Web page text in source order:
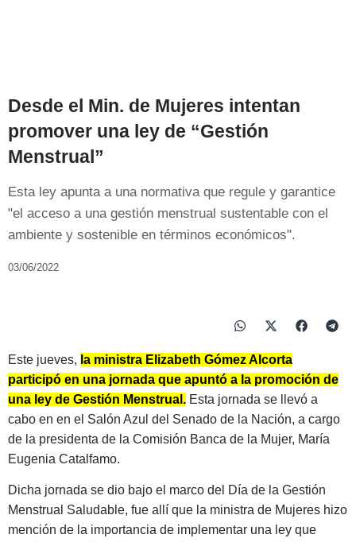
Desde el Min. de Mujeres intentan
promover una ley de “Gestión
Menstrual”
Esta ley apunta a una normativa que regule y garantice
"el acceso a una gestión menstrual sustentable con el
ambiente y sostenible en términos económicos".
03/06/2022
Este jueves, la ministra Elizabeth Gómez Alcorta
participó en una jornada que apuntó a la promoción de
una ley de Gestión Menstrual. Esta jornada se llevó a
cabo en en el Salón Azul del Senado de la Nación, a cargo
de la presidenta de la Comisión Banca de la Mujer, María
Eugenia Catalfamo.
Dicha jornada se dio bajo el marco del Día de la Gestión
Menstrual Saludable, fue allí que la ministra de Mujeres hizo
mención de la importancia de implementar una ley que